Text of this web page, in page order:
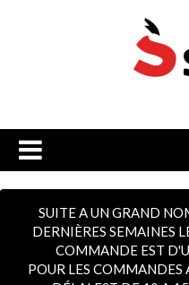
SUITE A UN GRAND
DERNIÈRES SEMAINES
COMMANDE EST
POUR LES COMMANDES